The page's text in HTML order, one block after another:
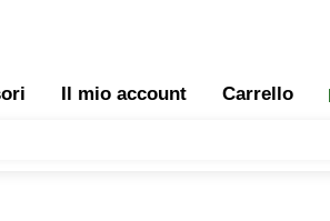
Il mio account Carrello